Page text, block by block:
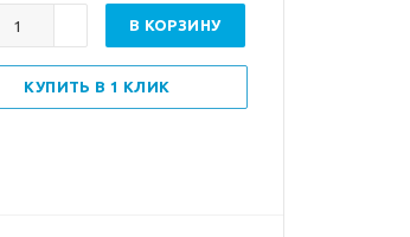
В КОРЗИНУ
КУПИТЬ В 1 КЛИК